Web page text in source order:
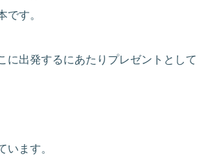
です。
に出発するにあたりプレゼントとして
います。